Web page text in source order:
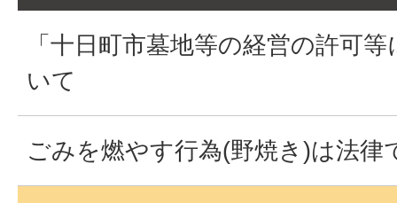
「十日町市墓地等の経営の許可
いて
ごみを燃やす行為(野焼き)は法律